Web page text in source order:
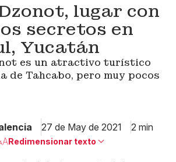
lugar con
secretos en
Yucatán
es un atractivo turístico
de Tahcabo, pero muy pocos
27 de May de 2021 2 min
Redimensionar texto